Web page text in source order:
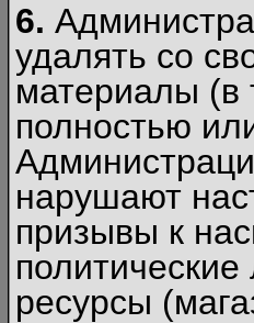
6.
удалять со
материалы (в
полностью
нарушают
призывы к
ресурсы